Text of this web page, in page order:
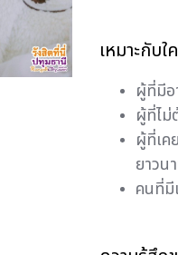
เหมาะกับใ
ผู้ที่มีอ
ผู้ที่ไม่
ผู้ที่เค
ยาวน
คนที่มี